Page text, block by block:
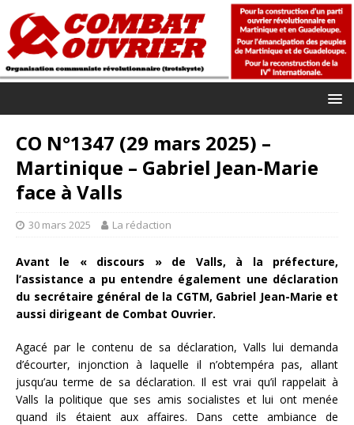
CO N°1347 (29 mars 2025) –
Martinique – Gabriel Jean-Marie
face à Valls
30 mars 2025 La rédaction
Avant le « discours » de Valls, à la préfecture,
l’assistance a pu entendre également une déclaration
du secrétaire général de la CGTM, Gabriel Jean-Marie et
aussi dirigeant de Combat Ouvrier.
Agacé par le contenu de sa déclaration, Valls lui demanda
d’écourter, injonction à laquelle il n’obtempéra pas, allant
jusqu’au terme de sa déclaration. Il est vrai qu’il rappelait à
Valls la politique que ses amis socialistes et lui ont menée
quand ils étaient aux affaires. Dans cette ambiance de